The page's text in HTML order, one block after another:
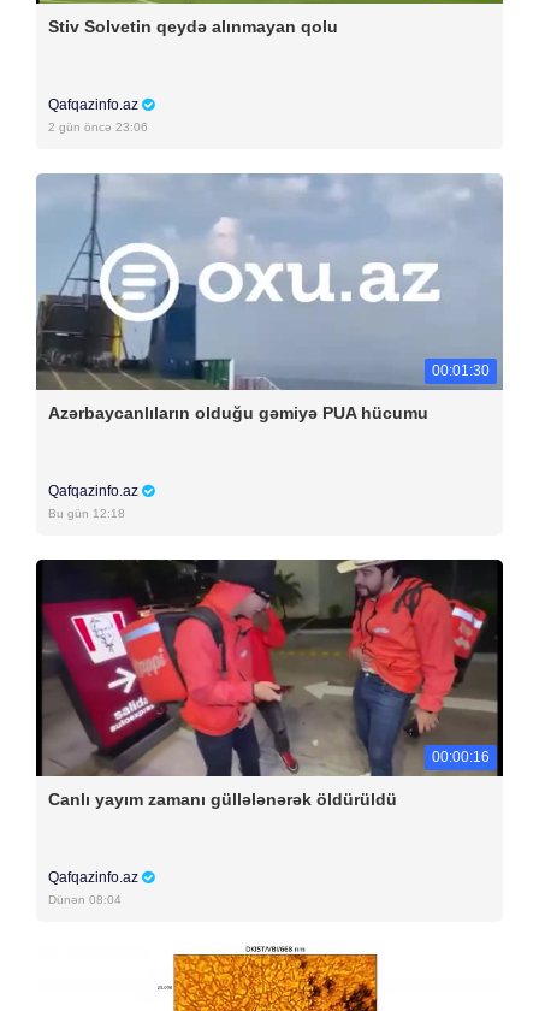
Stiv Solvetin qeydə alınmayan qolu
Qafqazinfo.az
2 gün öncə 23:06
00:01:30
Azərbaycanlıların olduğu gəmiyə PUA hücumu
Qafqazinfo.az
Bu gün 12:18
00:00:16
Canlı yayım zamanı güllələnərək öldürüldü
Qafqazinfo.az
Dünən 08:04